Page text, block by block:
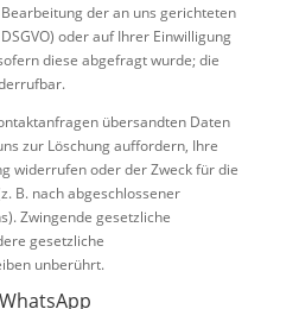
der an uns gerichteten
oder auf Ihrer Einwilligung
diese abgefragt wurde; die
übersandten Daten
zur Löschung auffordern, Ihre
widerrufen oder der Zweck für die
B. nach abgeschlossener
Zwingende gesetzliche
gesetzliche
unberührt.